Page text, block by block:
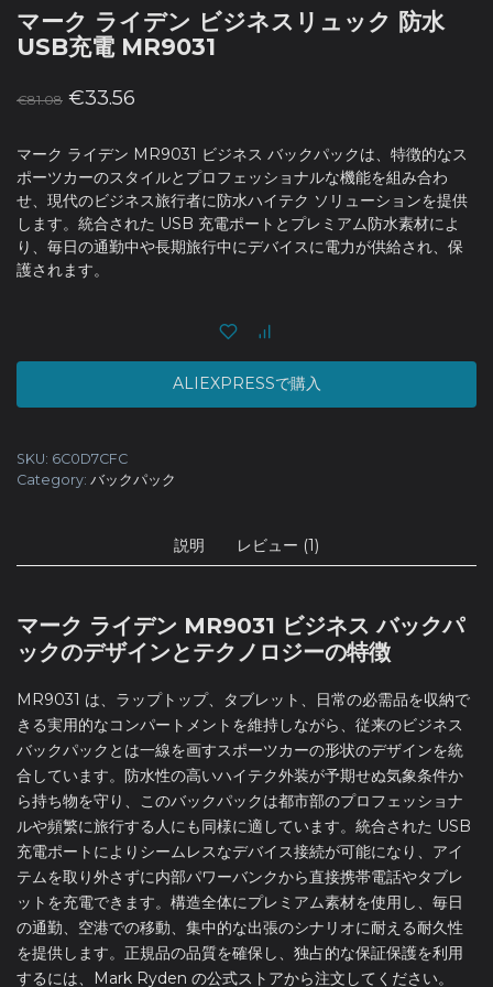
マーク ライデン ビジネスリュック 防水
USB充電 MR9031
€81.08 Original
was:
€81.08.
€33.56
is:
€33.56.
マーク ライデン MR9031 ビジネス バックパックは、特徴的なス
ポーツカーのスタイルとプロフェッショナルな機能を組み合わ
せ、現代のビジネス旅行者に防水ハイテク ソリューションを提供
します。統合された USB 充電ポートとプレミアム防水素材によ
り、毎日の通勤中や長期旅行中にデバイスに電力が供給され、保
護されます。
ALIEXPRESSで購入
SKU: 6C0D7CFC
Category: バックパック
説明 レビュー (1)
マーク ライデン MR9031 ビジネス バックパ
ックのデザインとテクノロジーの特徴
MR9031 は、ラップトップ、タブレット、日常の必需品を収納で
きる実用的なコンパートメントを維持しながら、従来のビジネス
バックパックとは一線を画すスポーツカーの形状のデザインを統
合しています。防水性の高いハイテク外装が予期せぬ気象条件か
ら持ち物を守り、このバックパックは都市部のプロフェッショナ
ルや頻繁に旅行する人にも同様に適しています。統合された USB
充電ポートによりシームレスなデバイス接続が可能になり、アイ
テムを取り外さずに内部パワーバンクから直接携帯電話やタブレ
ットを充電できます。構造全体にプレミアム素材を使用し、毎日
の通勤、空港での移動、集中的な出張のシナリオに耐える耐久性
を提供します。正規品の品質を確保し、独占的な保証保護を利用
するには、Mark Ryden の公式ストアから注文してください。